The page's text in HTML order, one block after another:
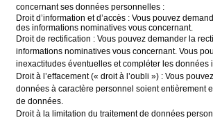
concernant ses données personnelles :
Droit d’information et d’accès : Vous pouvez
des informations nominatives vous concernant.
Droit de rectification : Vous pouvez demander la
informations nominatives vous concernant. Vous
inexactitudes éventuelles et compléter les données
Droit à l’effacement (« droit à l’oubli ») : Vous
données à caractère personnel soient entièrement
de données.
Droit à la limitation du traitement de données